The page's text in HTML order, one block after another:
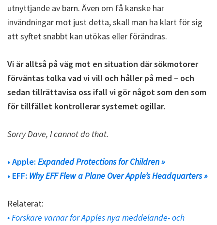
utnyttjande av barn. Även om få kanske har
invändningar mot just detta, skall man ha klart för sig
att syftet snabbt kan utökas eller förändras.
Vi är alltså på väg mot en situation där sökmotorer
förväntas tolka vad vi vill och håller på med – och
sedan tillrättavisa oss ifall vi gör något som den som
för tillfället kontrollerar systemet ogillar.
Sorry Dave, I cannot do that.
• Apple: Expanded Protections for Children »
• EFF: Why EFF Flew a Plane Over Apple’s Headquarters »
Relaterat:
• Forskare varnar för Apples nya meddelande- och